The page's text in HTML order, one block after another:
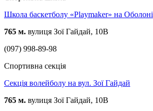
Школа баскетболу «Playmaker» на Оболоні
765 м. вулиця Зої Гайдай, 10В
(097) 998-89-98
Спортивна секція
Секція волейболу на вул. Зої Гайдай
765 м. вулиця Зої Гайдай, 10В